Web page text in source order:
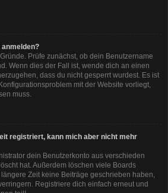
Prüfe zunächst, ob dein Benutzername
Wenn dies der Fall ist, wende dich an einen
dass du nicht gesperrt wurdest. Es ist
mit der Website vorliegt,
muss.
registriert, kann mich aber nicht mehr
dein Benutzerkonto aus verschieden
hat. Außerdem löschen viele Boards
Zeit keine Beiträge geschrieben haben,
Registriere dich einfach erneut und